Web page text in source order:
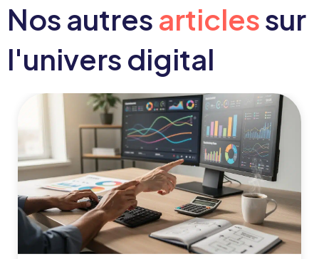
Nos autresarticlessur
l'univers digital